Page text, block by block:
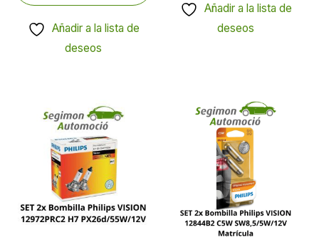
Añadir a la lista de
deseos
Añadir a la lista de
deseos